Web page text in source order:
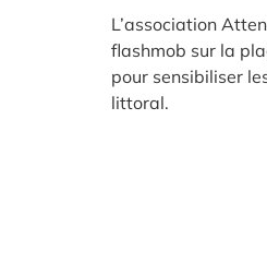
L’association
flashmob sur la
pour sensibiliser
littoral.